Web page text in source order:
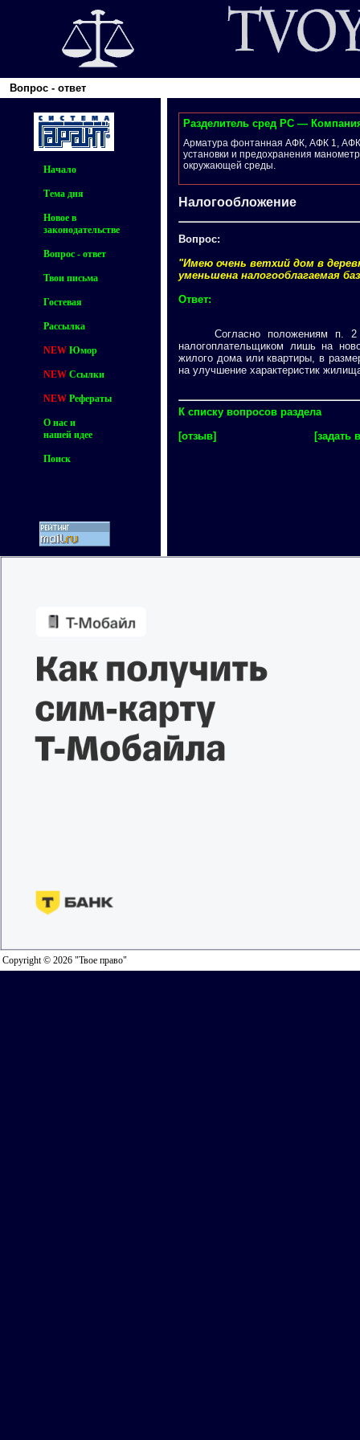
Вопрос - ответ
Начало
Тема дня
Новое в
законодательстве
Вопрос - ответ
Твои письма
Гостевая
Рассылка
NEW Юмор
NEW Ссылки
NEW Рефераты
О нас и
нашей идее
Поиск
Разделитель сред РС —
Арматура фонтанная АФК, АФК 1,
установки и предохранения
окружающей среды.
Налогообложение
Вопрос:
"Имею очень ветхий дом в
уменьшена налогооблагаемая
Ответ:
Согласно положениям п. 2
налогоплательщиком лишь на
жилого дома или квартиры, в
на улучшение характеристик
К списку вопросов раздела
[отзыв]
[задать
Copyright © 2026 "Твое право"